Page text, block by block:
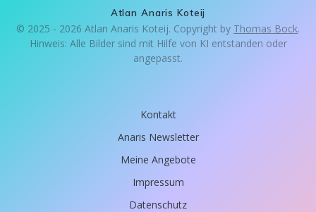
Atlan Anaris Koteij
© 2025 - 2026 Atlan Anaris Koteij. Copyright by Thomas Bock.
Hinweis: Alle Bilder sind mit Hilfe von KI entstanden oder
angepasst.
Kontakt
Anaris Newsletter
Meine Angebote
Impressum
Datenschutz